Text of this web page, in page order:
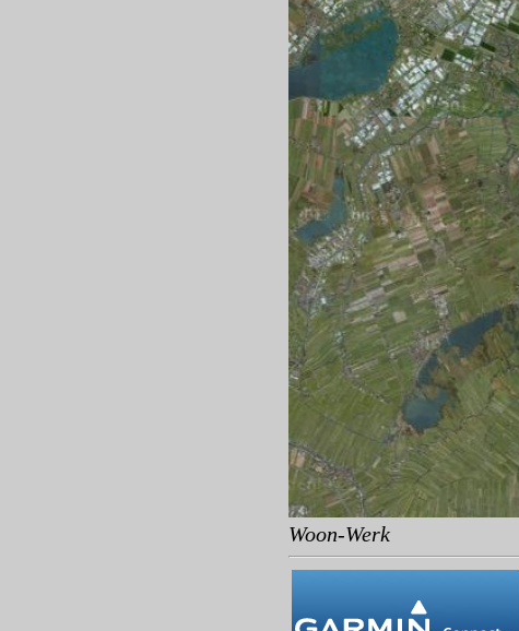
Woon-Werk